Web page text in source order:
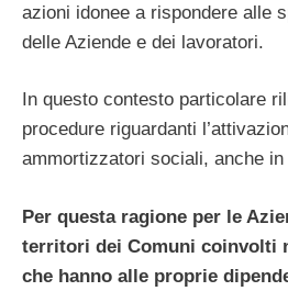
azioni idonee a rispondere alle
delle Aziende e dei lavoratori.
In questo contesto particolare
procedure riguardanti
ammortizzatori sociali, anche in
Per questa ragione per le
territori dei Comuni coinvolti
che hanno alle proprie